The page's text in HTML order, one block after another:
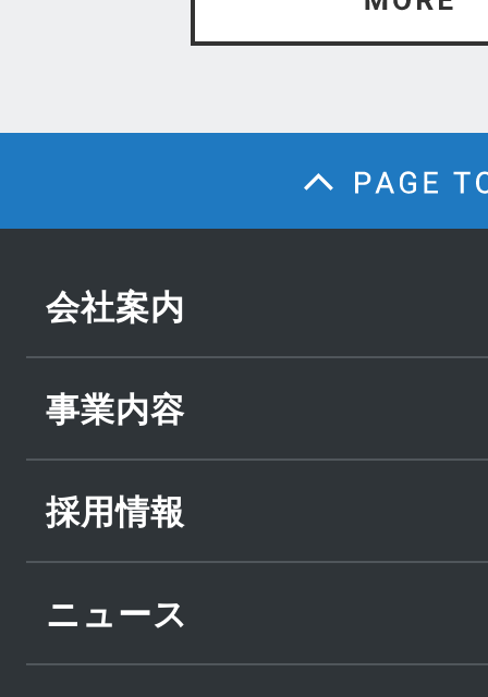
会社案内
事業内容
採用情報
ニュース